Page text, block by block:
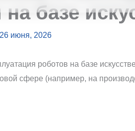
базе
26 июня, 2026
роботов на базе
сфере (например, на